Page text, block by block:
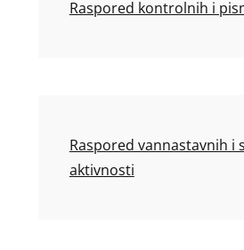
Raspored kontrolnih i
Raspored vannastavnih i
aktivnosti